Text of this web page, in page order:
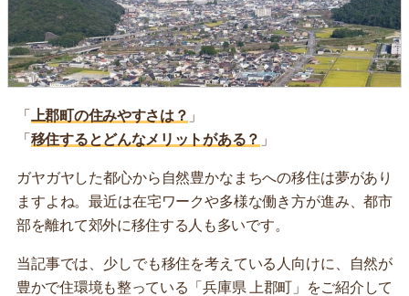
「 上郡町の住みやすさは？ 」
「 移住するとどんなメリットがある？ 」
ガヤガヤした都心から自然豊かなまちへの移住は夢があり
ますよね。最近は在宅ワークや多様な働き方が進み、都市
部を離れて郊外に移住する人も多いです。
当記事では、少しでも移住を考えている人向けに、自然が
豊かで住環境も整っている「兵庫県 上郡町」をご紹介して